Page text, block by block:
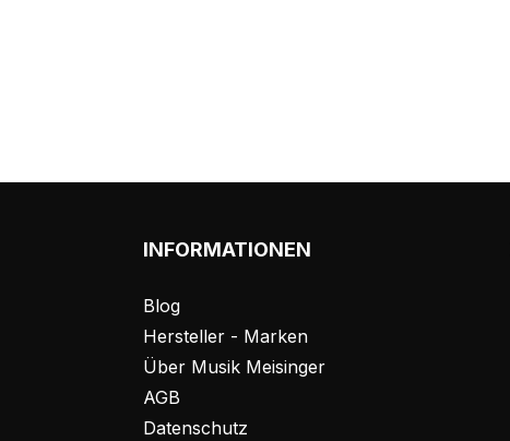
INFORMATIONEN
Blog
Hersteller - Marken
Über Musik Meisinger
AGB
Datenschutz